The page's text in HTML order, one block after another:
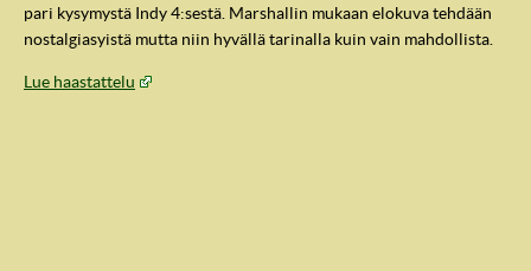
pari kysymystä Indy 4:sestä. Marshallin mukaan elokuva tehdään
nostalgiasyistä mutta niin hyvällä tarinalla kuin vain mahdollista.
Lue haastattelu